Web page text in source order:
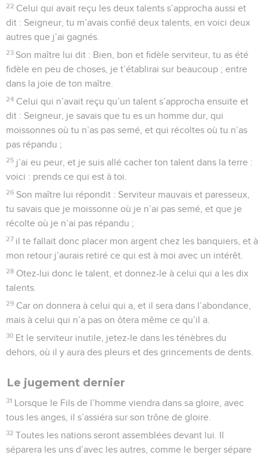
22 Celui qui avait reçu les deux talents s’approcha aussi et
dit : Seigneur, tu m’avais confié deux talents, en voici deux
autres que j’ai gagnés.
23 Son maître lui dit : Bien, bon et fidèle serviteur, tu as été
fidèle en peu de choses, je t’établirai sur beaucoup ; entre
dans la joie de ton maître.
24 Celui qui n’avait reçu qu’un talent s’approcha ensuite et
dit : Seigneur, je savais que tu es un homme dur, qui
moissonnes où tu n’as pas semé, et qui récoltes où tu n’as
pas répandu ;
25 j’ai eu peur, et je suis allé cacher ton talent dans la terre :
voici : prends ce qui est à toi.
26 Son maître lui répondit : Serviteur mauvais et paresseux,
tu savais que je moissonne où je n’ai pas semé, et que je
récolte où je n’ai pas répandu ;
27 il te fallait donc placer mon argent chez les banquiers, et à
mon retour j’aurais retiré ce qui est à moi avec un intérêt.
28 Otez-lui donc le talent, et donnez-le à celui qui a les dix
talents.
29 Car on donnera à celui qui a, et il sera dans l’abondance,
mais à celui qui n’a pas on ôtera même ce qu’il a.
30 Et le serviteur inutile, jetez-le dans les ténèbres du
dehors, où il y aura des pleurs et des grincements de dents.
Le jugement dernier
31 Lorsque le Fils de l’homme viendra dans sa gloire, avec
tous les anges, il s’assiéra sur son trône de gloire.
32 Toutes les nations seront assemblées devant lui. Il
séparera les uns d’avec les autres, comme le berger sépare